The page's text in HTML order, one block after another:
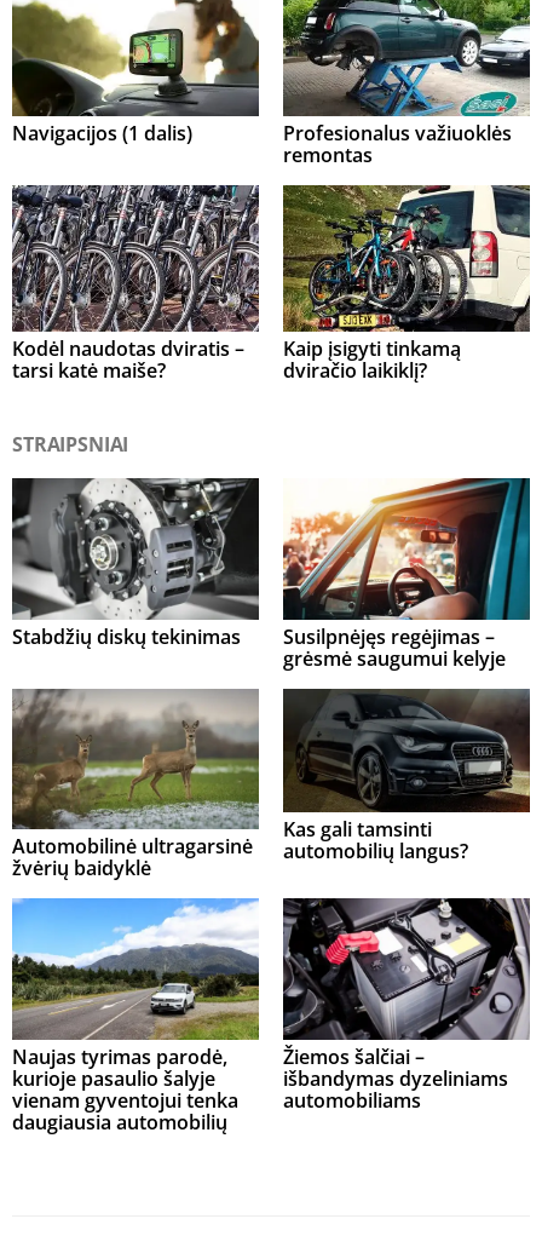
Navigacijos (1 dalis)
Profesionalus važiuoklės
remontas
Kodėl naudotas dviratis –
tarsi katė maiše?
Kaip įsigyti tinkamą
dviračio laikiklį?
STRAIPSNIAI
Stabdžių diskų tekinimas
Susilpnėjęs regėjimas –
grėsmė saugumui kelyje
Automobilinė ultragarsinė
žvėrių baidyklė
Kas gali tamsinti
automobilių langus?
Naujas tyrimas parodė,
kurioje pasaulio šalyje
vienam gyventojui tenka
daugiausia automobilių
Žiemos šalčiai –
išbandymas dyzeliniams
automobiliams